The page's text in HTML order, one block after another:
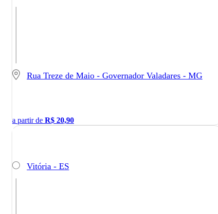
Rua Treze de Maio - Governador Valadares - MG
a partir de R$ 20,90
Vitória - ES